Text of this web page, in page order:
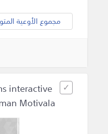
مجموع الأوعية
interactive
Motivala